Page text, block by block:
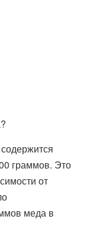
граммов. Это
от
меда в